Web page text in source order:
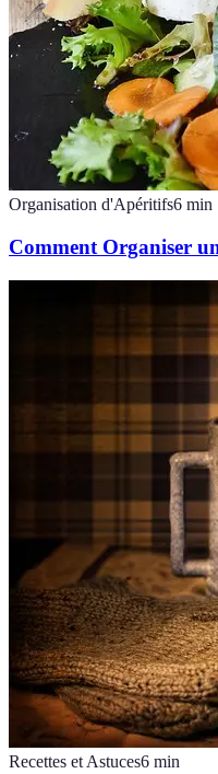
Organisation d'Apéritifs6 min
Comment Organiser
Recettes et Astuces6 min